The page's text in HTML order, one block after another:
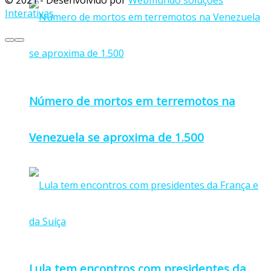
Número de mortos em terremotos na
Venezuela se aproxima de 1.500
Interativas